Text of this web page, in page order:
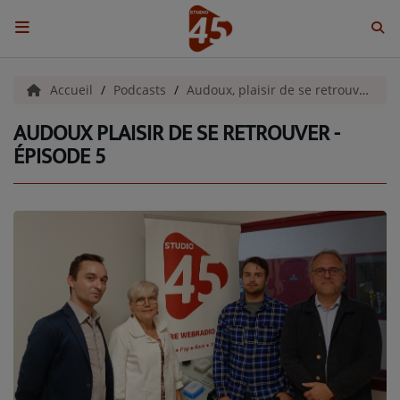
ACCUEIL
Emissions
BENJI & COMPAGNIE
GIEN, SA FABULEUSE HISTOIRE
GRAFFITI CINÉMA
LES ASSOCIÉS DU JOUR
LA CHRONIQUE ENVIRONNEMENTALE
LA CHRONIQUE MUSICALE
Accueil Podcasts Audoux, plaisir de se retrouver !
AUDOUX PLAISIR DE SE RETROUVER -
ÉPISODE 5